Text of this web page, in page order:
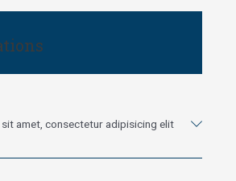
amet, consectetur adipisicing elit